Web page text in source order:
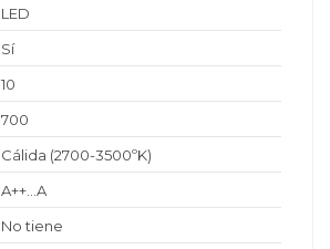
LED
Sí
10
700
Cálida (2700-3500ºK)
A++...A
No tiene